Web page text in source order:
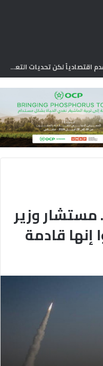
تقرير: 38% من المغاربة يخصصون أكثر من 40% من دخلهم لسداد القروض
وزير
إنها قادمة